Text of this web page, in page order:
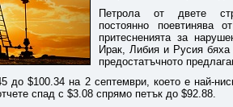
Петрола от двете
постоянно поевтинява
притесненията за
Ирак, Либия и Русия бяха
предостатъчното
до $100.34 на 2 септември, което е най-
спад с $3.08 спрямо петък до $92.88.